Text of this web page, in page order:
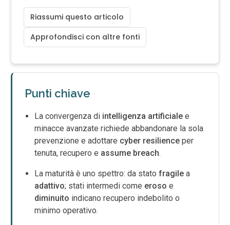
Riassumi questo articolo
Approfondisci con altre fonti
Punti chiave
La convergenza di intelligenza artificiale e
minacce avanzate richiede abbandonare la sola
prevenzione e adottare cyber resilience per
tenuta, recupero e assume breach.
La maturità è uno spettro: da statofragile a
adattivo; stati intermedi come eroso e
diminuito indicano recupero indebolito o
minimo operativo.